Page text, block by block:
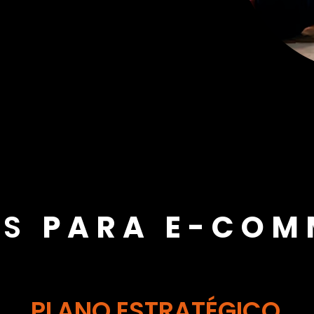
PARA E-